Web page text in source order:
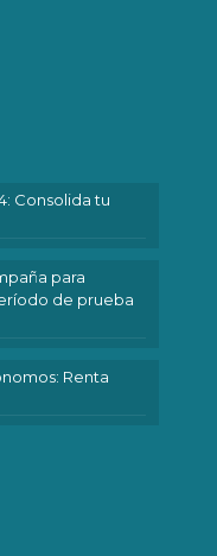
Consolida tu
para
de prueba
Renta